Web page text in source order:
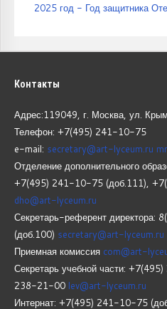
2025 год - Год защитника
Контакты
Адрес:119049, г. Москва, ул.
Телефон: +7(495) 241-10-75
e-mail: secretary@art-lyceum.ru
Отделение дополнительного
+7(495) 241-10-75 (доб.111),
dho@art-lyceum.ru
Секретарь-референт директора:
(доб.100) secretary@art-lyceum.ru
Приемная комиссия com@art-
Секретарь учебной части:
238-21-00 lev@art-lyceum.ru
Интернат: +7(495) 241-10-75